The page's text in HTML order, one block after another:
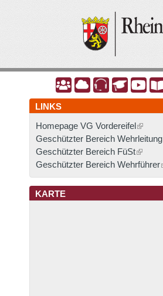
A A A
LINKS
Homepage VG Vordereifel
Geschützter Bereich Wehrleitung
Geschützter Bereich FüSt
Geschützter Bereich Wehrführer
KARTE